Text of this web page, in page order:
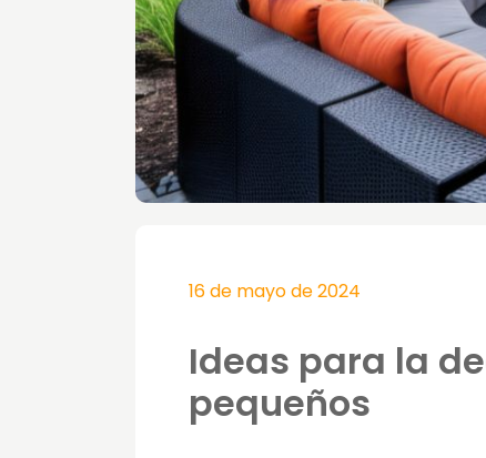
16 de mayo de 2024
Ideas para la
pequeños